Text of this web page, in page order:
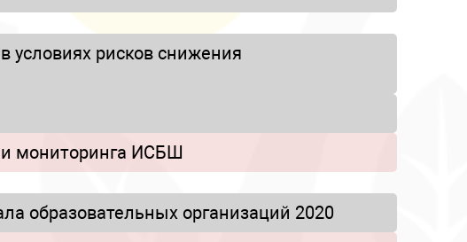
условиях рисков снижения
мониторинга ИСБШ
образовательных организаций 2020